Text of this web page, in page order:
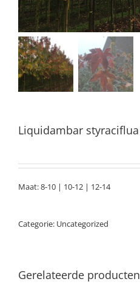
Liquidambar styraciflua
Maat: 8-10 | 10-12 | 12-14
Categorie: Uncategorized
Gerelateerde producten